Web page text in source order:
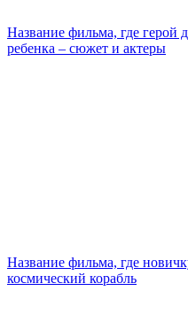
Название фильма, где герой
ребенка – сюжет и актеры
Название фильма, где
космический корабль